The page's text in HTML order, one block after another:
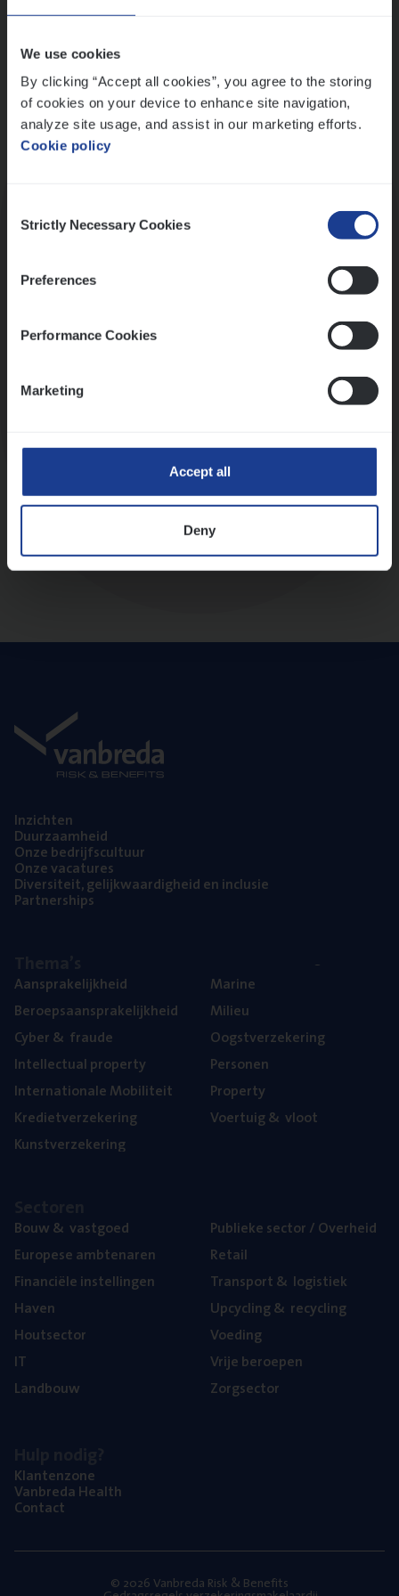
We use cookies
By clicking “Accept all cookies”, you agree to the storing
of cookies on your device to enhance site navigation,
analyze site usage, and assist in our marketing efforts.
Cookie policy
Selection
Strictly Necessary Cookies
Preferences
Performance Cookies
Marketing
Accept all
Deny
Inzich­ten
Duur­zaam­heid
Onze bedrijfs­cul­tuur
Onze vaca­tu­res
Diver­si­teit, gelijk­waar­dig­heid en inclusie
Part­ner­ships
Aan­spra­ke­lijk­heid
Beroeps­aan­spra­ke­lijk­heid
Cyber& fraude
Intel­lec­tu­al property
Inter­na­ti­o­na­le Mobiliteit
Kre­diet­ver­ze­ke­ring
Kunst­ver­ze­ke­ring
Mari­ne
Mili­eu
Oogst­ver­ze­ke­ring
Per­so­nen
Pro­per­ty
Voer­tuig& vloot
Bouw& vastgoed
Euro­pe­se ambtenaren
Finan­ci­ë­le instellingen
Haven
Hout­sec­tor
IT
Land­bouw
Publie­ke sec­tor / Overheid
Retail
Trans­port& logistiek
Upcy­cling& recycling
Voe­ding
Vrije beroe­pen
Zorg­sec­tor
Klan­ten­zo­ne
Van­b­re­da Health
Con­tact
© 2026 Vanbreda Risk & Benefits